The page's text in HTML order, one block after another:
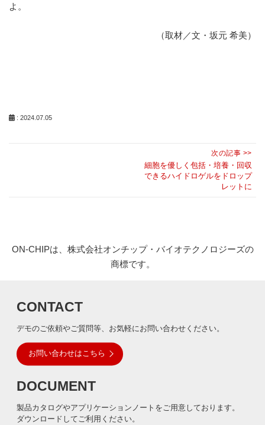
よ。
（取材／文・坂元 希美）
: 2024.07.05
ョ
次の記事 >>
Next
post:
細胞を優しく包括・培養・回収
できるハイドロゲルをドロップ
レットに
ON-CHIPは、株式会社オンチップ・バイオテクノロジーズの
商標です。
CONTACT
デモのご依頼やご質問等、お気軽にお問い合わせください。
お問い合わせはこちら
DOCUMENT
製品カタログやアプリケーションノートをご用意しております。
ダウンロードしてご利用ください。